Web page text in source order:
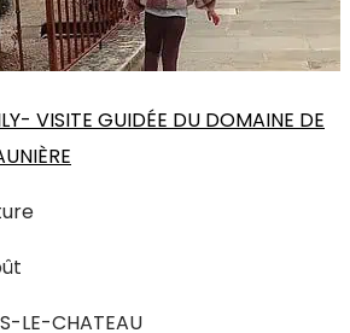
VISITE GUIDÉE DU DOMAINE DE
LE-CHATEAU